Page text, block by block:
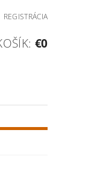
REGISTRÁCIA
€0